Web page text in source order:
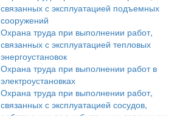
связанных с эксплуатацией подъемных
сооружений
Охрана труда при выполнении работ,
связанных с эксплуатацией тепловых
энергоустановок
Охрана труда при выполнении работ в
электроустановках
Охрана труда при выполнении работ,
связанных с эксплуатацией сосудов,